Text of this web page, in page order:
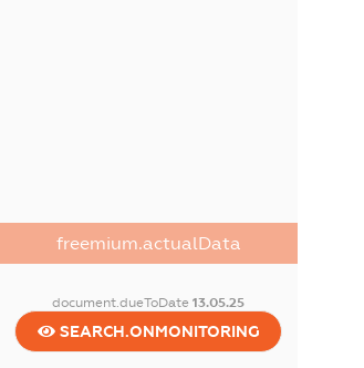
freemium.actualData
document.dueToDate13.05.25
SEARCH.ONMONITORING